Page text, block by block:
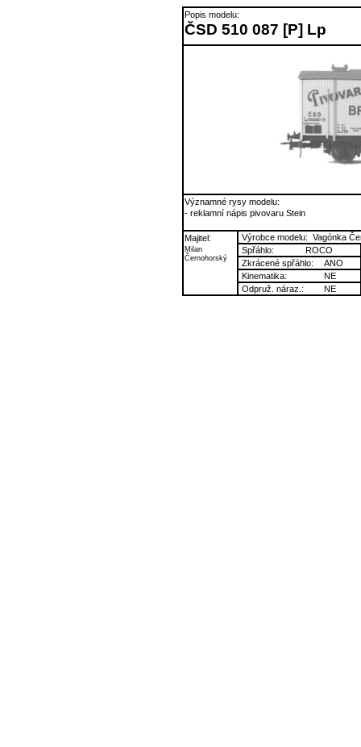
Popis modelu:
ČSD 510 087 [P] Lp
Významné rysy modelu:
- reklamní nápis pivovaru Stein
Majitel:
Milan
Černohorský
Výrobce modelu: Vagónka
Spřáhlo:
ROCO
Zkrácené spřáhlo:
ANO
Kinematika:
NE
Odpruž. náraz.:
NE